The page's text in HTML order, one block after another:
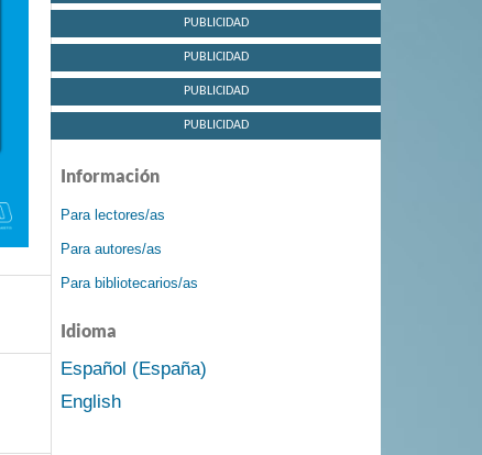
PUBLICIDAD
PUBLICIDAD
PUBLICIDAD
PUBLICIDAD
Información
Para lectores/as
Para autores/as
Para bibliotecarios/as
Idioma
Español (España)
English